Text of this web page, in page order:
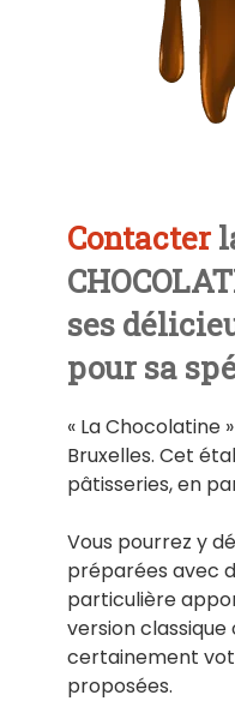
Contacter
ses
pour sa
« La
Bruxelles. Cet
pâtisseries, en
Vous pourrez y
préparées avec
particulière
version
certainement
proposées.